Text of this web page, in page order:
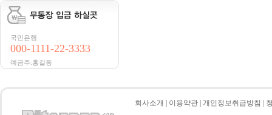
국민은행
000-1111-22-3333
예금주:홍길동
회사소개 이용약관 개인정보취급방침